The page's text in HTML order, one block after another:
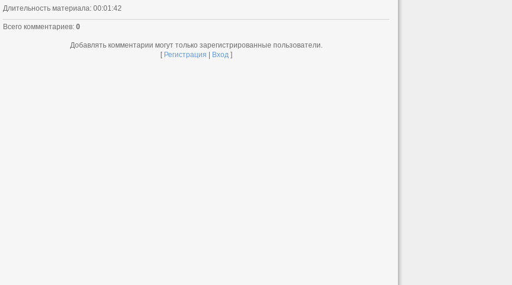
Длительность материала: 00:01:42
Всего комментариев: 0
Добавлять комментарии могут только зарегистрированные пользователи.
[ Регистрация Вход]